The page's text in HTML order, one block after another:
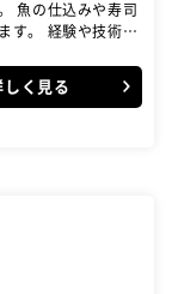
司
す。 経験や技術レ
しく見る